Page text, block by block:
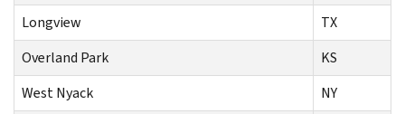
Longview
TX
Overland Park
KS
West Nyack
NY